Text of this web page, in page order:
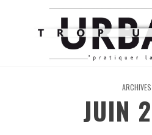
ARCHIVES
JUIN